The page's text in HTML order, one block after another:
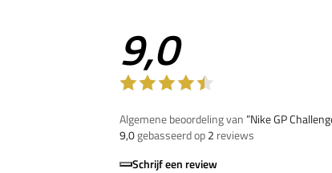
9,0
Algemene beoordeling van”Nike GP
9,0gebasseerd op2 reviews
Schrijf een review